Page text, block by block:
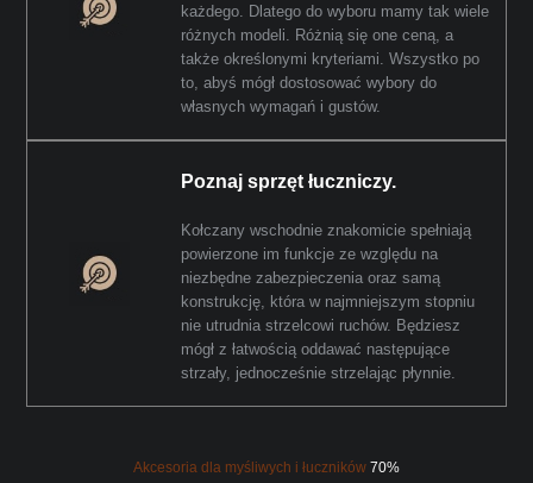
każdego. Dlatego do wyboru mamy tak wiele
różnych modeli. Różnią się one ceną, a
także określonymi kryteriami. Wszystko po
to, abyś mógł dostosować wybory do
własnych wymagań i gustów.
Poznaj sprzęt łuczniczy.
Kołczany wschodnie znakomicie spełniają
powierzone im funkcje ze względu na
niezbędne zabezpieczenia oraz samą
konstrukcję, która w najmniejszym stopniu
nie utrudnia strzelcowi ruchów. Będziesz
mógł z łatwością oddawać następujące
strzały, jednocześnie strzelając płynnie.
Akcesoria dla myśliwych i łuczników 70%